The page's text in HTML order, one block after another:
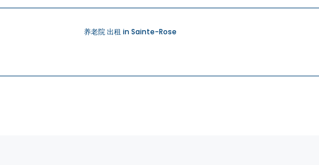
养老院 出租 in Sainte-Rose